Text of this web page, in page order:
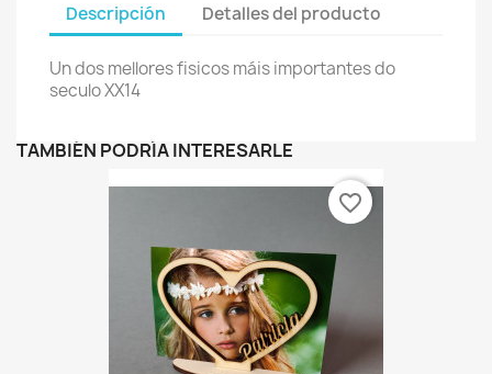
Descripción Detalles del producto
Un dos mellores fisicos máis importantes do
seculo XX14
TAMBIÉN PODRÍA INTERESARLE
favorite_border